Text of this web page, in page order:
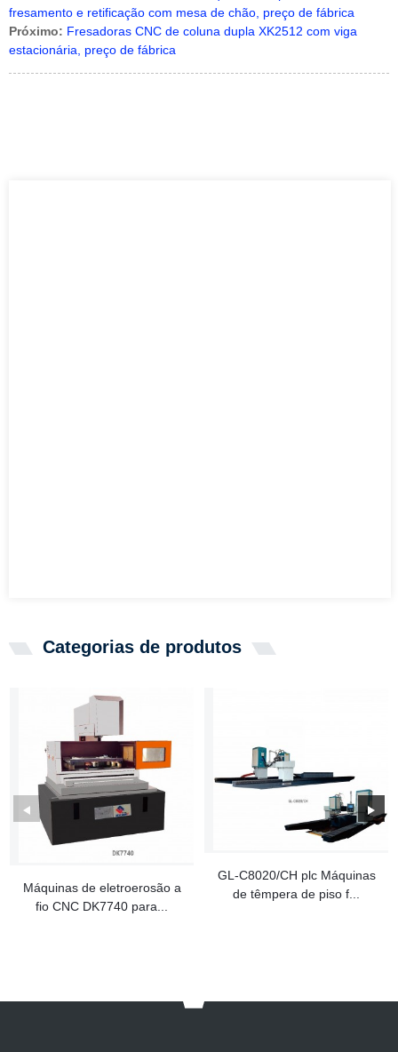
fresamento e retificação com mesa de chão, preço de fábrica
Próximo: Fresadoras CNC de coluna dupla XK2512 com viga
estacionária, preço de fábrica
Categorias de produtos
Máquinas de eletroerosão a
fio CNC DK7740 para...
GL-C8020/CH plc Máquinas
de têmpera de piso f...